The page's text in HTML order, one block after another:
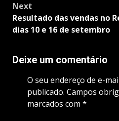
Next
Resultado das vendas no
dias 10 e 16 de setembro
Deixe um comentário
O seu endereço de e-
publicado. Campos
marcados com *